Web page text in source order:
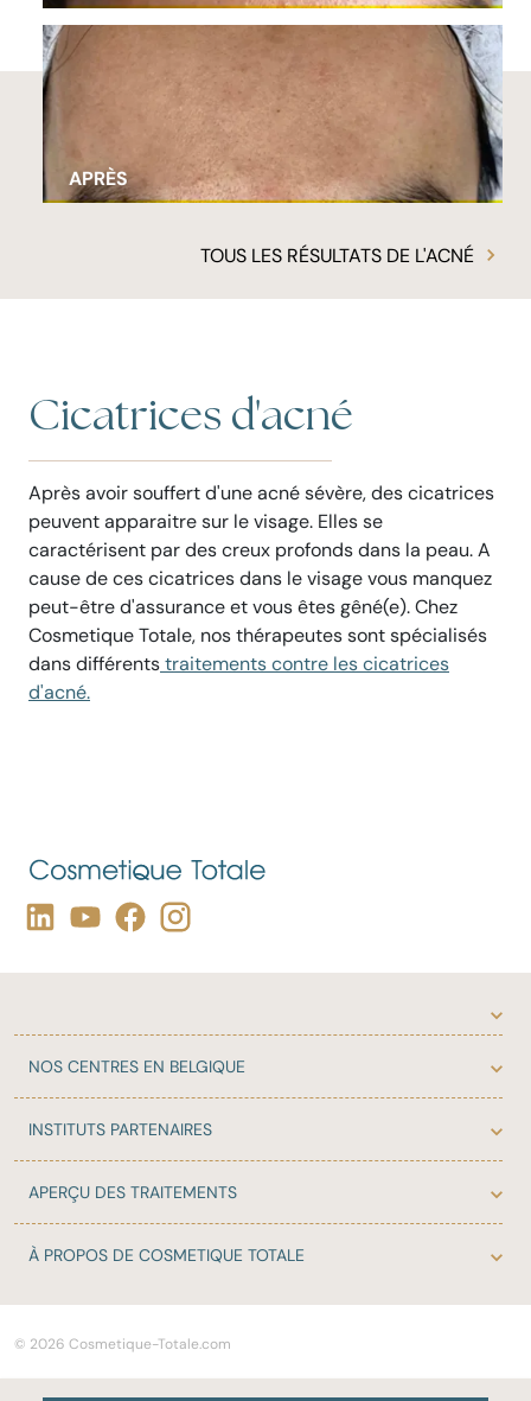
APRÈS
TOUS LES RÉSULTATS DE L'ACNÉ
Cicatrices d'acné
Après avoir souffert d'une acné sévère, des cicatrices
peuvent apparaitre sur le visage. Elles se
caractérisent par des creux profonds dans la peau. A
cause de ces cicatrices dans le visage vous manquez
peut-être d'assurance et vous êtes gêné(e). Chez
Cosmetique Totale, nos thérapeutes sont spécialisés
dans différentstraitements contre les cicatrices
d'acné.
NOS CENTRES EN BELGIQUE
INSTITUTS PARTENAIRES
APERÇU DES TRAITEMENTS
À PROPOS DE COSMETIQUE TOTALE
© 2026 Cosmetique-Totale.com